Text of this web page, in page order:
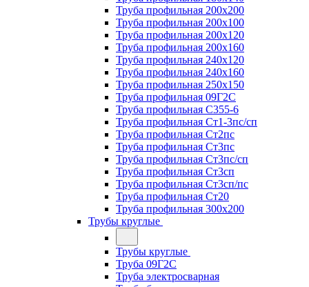
Труба профильная 200х200
Труба профильная 200х100
Труба профильная 200х120
Труба профильная 200х160
Труба профильная 240х120
Труба профильная 240х160
Труба профильная 250х150
Труба профильная 09Г2С
Труба профильная С355-6
Труба профильная Ст1-3пс/сп
Труба профильная Ст2пс
Труба профильная Ст3пс
Труба профильная Ст3пс/сп
Труба профильная Ст3сп
Труба профильная Ст3сп/пс
Труба профильная Ст20
Труба профильная 300х200
Трубы круглые
Трубы круглые
Труба 09Г2С
Труба электросварная